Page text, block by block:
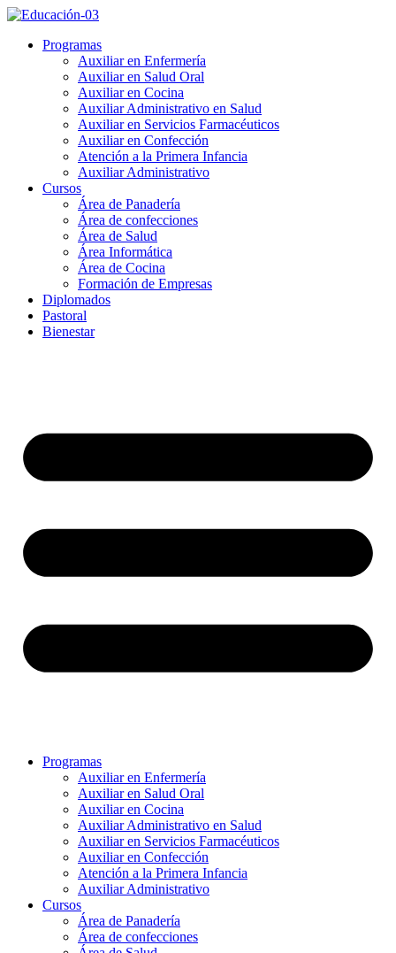
Programas
Auxiliar en Enfermería
Auxiliar en Salud Oral
Auxiliar en Cocina
Auxiliar Administrativo en Salud
Auxiliar en Servicios Farmacéuticos
Auxiliar en Confección
Atención a la Primera Infancia
Auxiliar Administrativo
Cursos
Área de Panadería
Área de confecciones
Área de Salud
Área Informática
Área de Cocina
Formación de Empresas
Diplomados
Pastoral
Bienestar
Programas
Auxiliar en Enfermería
Auxiliar en Salud Oral
Auxiliar en Cocina
Auxiliar Administrativo en Salud
Auxiliar en Servicios Farmacéuticos
Auxiliar en Confección
Atención a la Primera Infancia
Auxiliar Administrativo
Cursos
Área de Panadería
Área de confecciones